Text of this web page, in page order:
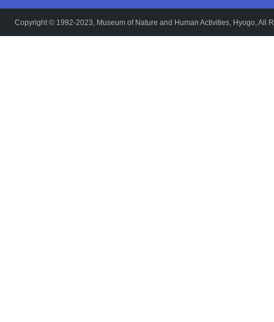
Copyright © 1992-2023, Museum of Nature and Human Activities, Hyogo, All